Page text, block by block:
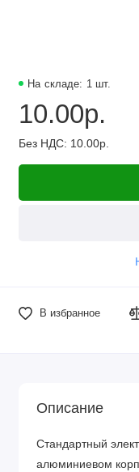
Резисторы
Реле
Стабилизаторы
Транзисторы
На складе: 1 шт.
10.00р.
Без НДС: 10.00р.
В избранное
Описание
Стандартный
алюминиевом